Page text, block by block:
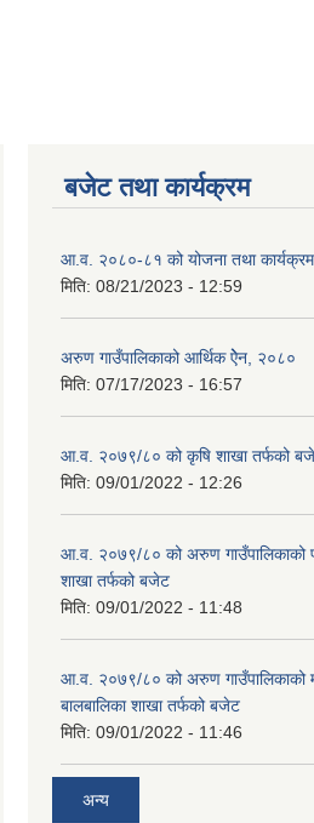
बजेट तथा कार्यक्रम
आ.व. २०८०-८१ को योजना तथा कार्यक्रम
मिति: 08/21/2023 - 12:59
अरुण गाउँपालिकाको आर्थिक ऐेन, २०८०
मिति: 07/17/2023 - 16:57
आ.व. २०७९/८० को कृषि शाखा तर्फको
मिति: 09/01/2022 - 12:26
आ.व. २०७९/८० को अरुण गाउँपालिकाको
शाखा तर्फको बजेट
मिति: 09/01/2022 - 11:48
आ.व. २०७९/८० को अरुण गाउँपालिकाको
बालबालिका शाखा तर्फको बजेट
मिति: 09/01/2022 - 11:46
अन्य